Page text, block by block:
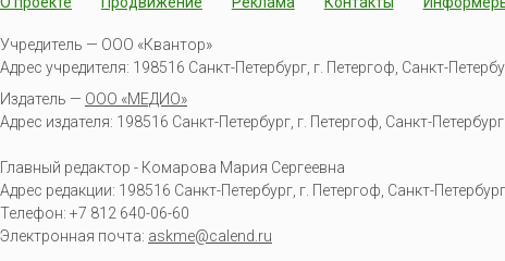
Учредитель — ООО «Квантор»
Адрес учредителя: 198516 Санкт-Петербург, г. Петергоф, Санкт-
Издатель — ООО «МЕДИО»
Адрес издателя: 198516 Санкт-Петербург, г. Петергоф, Санкт-
Главный редактор - Комарова Мария Сергеевна
Адрес редакции: 198516 Санкт-Петербург, г. Петергоф, Санкт-
Телефон: +7 812 640-06-60
Электронная почта: askme@calend.ru